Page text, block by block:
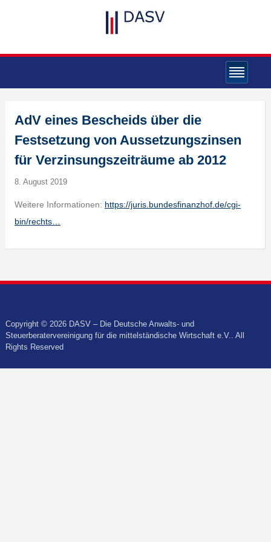
AdV eines Bescheids über die
Festsetzung von Aussetzungszinsen
für Verzinsungszeiträume ab 2012
8. August 2019
Weitere Informationen: https://juris.bundesfinanzhof.de/cgi-
bin/rechts…
Copyright © 2026 DASV – Die Deutsche Anwalts- und
Steuerberatervereinigung für die mittelständische Wirtschaft e.V.. All
Rights Reserved